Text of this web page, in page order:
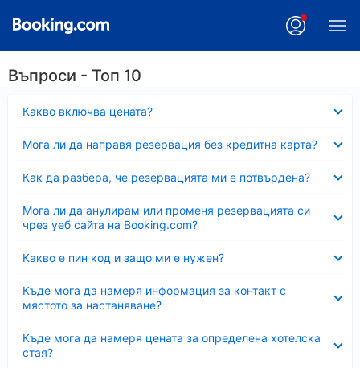
Въпроси - Топ 10
Какво включва цената?
Мога ли да направя резервация без кредитна карта?
Как да разбера, че резервацията ми е потвърдена?
Мога ли да анулирам или променя резервацията си
чрез уеб сайта на Booking.com?
Какво е пин код и защо ми е нужен?
Къде мога да намеря информация за контакт с
мястото за настаняване?
Къде мога да намеря цената за определена хотелска
стая?